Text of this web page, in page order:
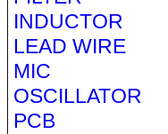
INDUCTOR
LEAD WIRE
MIC
OSCILLATOR
PCB